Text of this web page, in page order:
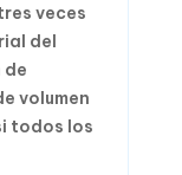
veces
del
de
volumen
todos los